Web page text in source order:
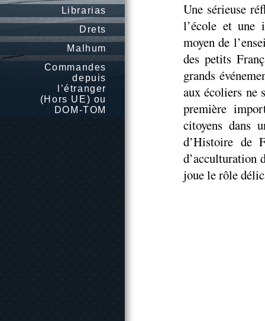
Librarias
Drets
Malhum
Commandes
depuis
l’étranger
(Hors UE) ou
DOM-TOM
Une sérieuse
l’école et une
moyen de
des petits
grands
aux écoliers ne
première
citoyens dans
d’Histoire de
d’acculturation
joue le rôle